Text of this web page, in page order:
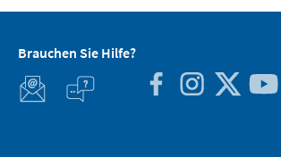
Brauchen Sie Hilfe?